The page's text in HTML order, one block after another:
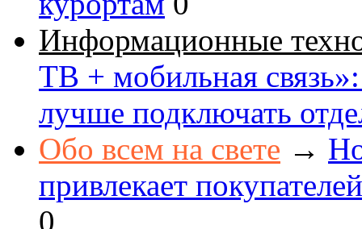
Информационные
ТВ + мобильная
лучше подключать
Обо всем на свете →
привлекает
0